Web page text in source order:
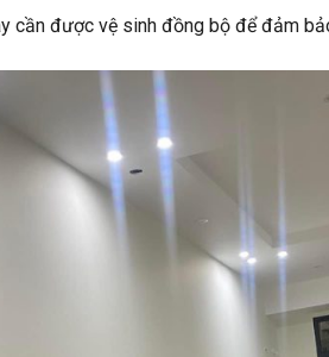
cần được vệ sinh đồng bộ để đảm